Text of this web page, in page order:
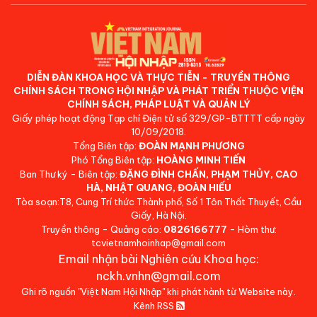
DIỄN ĐÀN KHOA HỌC VÀ THỰC TIỄN - TRUYỀN THÔNG
CHÍNH SÁCH TRONG HỘI NHẬP VÀ PHÁT TRIỂN THUỘC VIỆN
CHÍNH SÁCH, PHÁP LUẬT VÀ QUẢN LÝ
Giấy phép hoạt động Tạp chí Điện tử số 329/GP-BTTTT cấp ngày
10/09/2018.
Tổng Biên tập: ĐOÀN MẠNH PHƯƠNG
Phó Tổng Biên tập: HOÀNG MINH TIẾN
Ban Thư ký - Biên tập: ĐẶNG ĐÌNH CHẤN, PHẠM THỦY, CAO
HÀ, NHẬT QUANG, ĐOÀN HIẾU
Tòa soạn:T8, Cung Trí thức Thành phố, Số 1 Tôn Thất Thuyết, Cầu
Giấy, Hà Nội.
Truyền thông - Quảng cáo: 0826166777 - Hòm thư:
tcvietnamhoinhap@gmail.com
Email nhận bài Nghiên cứu Khoa học:
nckh.vnhn@gmail.com
Ghi rõ nguồn "Việt Nam Hội Nhập" khi phát hành từ Website này.
Kênh RSS